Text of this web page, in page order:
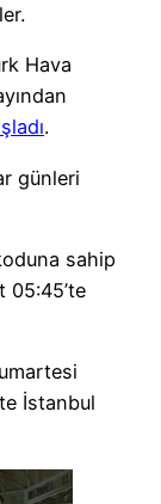
Hava
.
günleri
sahip
05:45’te
İstanbul